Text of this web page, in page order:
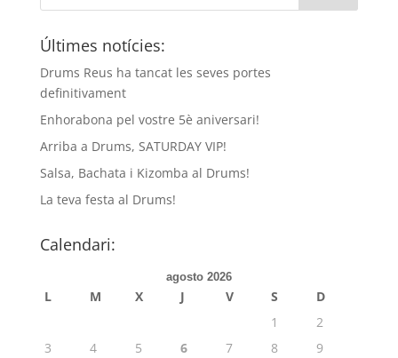
Últimes notícies:
Drums Reus ha tancat les seves portes
definitivament
Enhorabona pel vostre 5è aniversari!
Arriba a Drums, SATURDAY VIP!
Salsa, Bachata i Kizomba al Drums!
La teva festa al Drums!
Calendari:
agosto 2026
L M X J V S
D
1
2
3
4 5 6 7 8
9